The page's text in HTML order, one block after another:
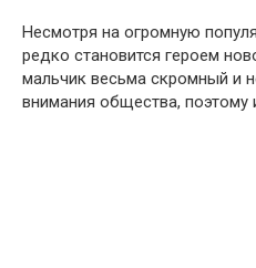
Несмотря на огромную
редко становится героем
мальчик весьма скромный и
внимания общества, поэтому